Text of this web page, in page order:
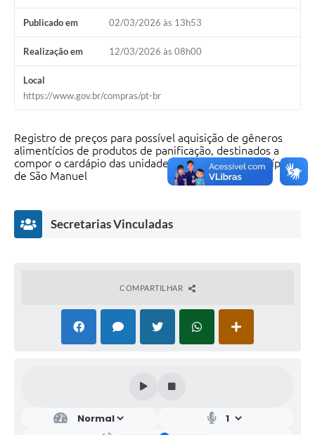
Publicado em 02/03/2026 às 13h53
Realização em 12/03/2026 às 08h00
Local
https://www.gov.br/compras/pt-br
Registro de preços para possível aquisição de gêneros
alimentícios de produtos de panificação, destinados a
compor o cardápio das unidades escolares do Município
de São Manuel
Secretarias Vinculadas
RET
COMPARTILHAR